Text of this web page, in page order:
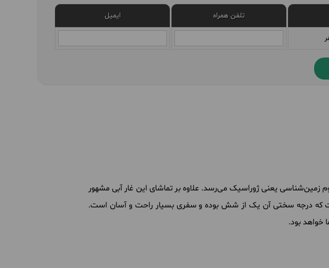
تلفن همراه ایمیل
زمین‌شناسی یعنی ژوراسیک می‌رسد. علاوه بر تماشای این غار آبی مشهور
که درجه سختی آن یک از شش بوده و سفری بسیار راحت و آسان است.
خواهد بود.